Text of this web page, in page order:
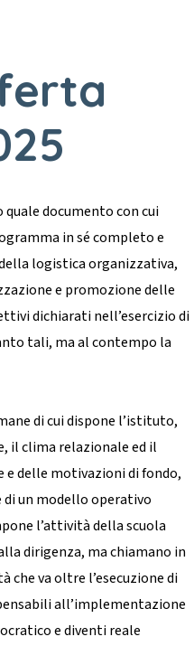
documento con cui
in sé completo e
logistica organizzativa,
e promozione delle
dichiarati nell’esercizio di
tali, ma al contempo la
di cui dispone l’istituto,
il clima relazionale ed il
e delle motivazioni di fondo,
un modello operativo
l’attività della scuola
dirigenza, ma chiamano in
che va oltre l’esecuzione di
all’implementazione
e diventi reale